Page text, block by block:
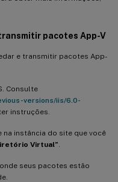
pacotes App-V
e transmitir pacotes App-
Consulte
versions/iis/6.0-
instruções.
instância do site que você
Virtual”
seus pacotes estão